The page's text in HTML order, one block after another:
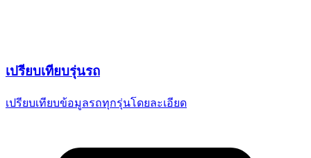
เปรียบเทียบรุ่นรถ
เปรียบเทียบข้อมูลรถทุกรุ่นโดยละเอียด